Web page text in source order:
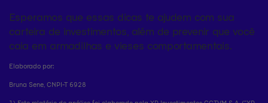
Esperamos que essas dicas te ajudem com sua
carteira de investimentos, além de prevenir que você
caia em armadilhas e vieses comportamentais.
Elaborado por:
Bruna Sene, CNPI-T 6928